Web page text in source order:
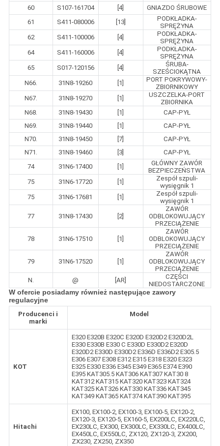
60
S107-161704 [4]
GNIAZDO ŚRUBOWE
61
S411-080006 [13]
PODKŁADKA-
SPRĘŻYNA
62
S411-100006 [4]
PODKŁADKA-
SPRĘŻYNA
64
S411-160006 [4]
PODKŁADKA-
SPRĘŻYNA
65
S017-120156 [4]
ŚRUBA-
SZEŚCIOKĄTNA
N66.
31N8-19260 [1]
PORT POKRYWOWY-
ZBIORNIKOWY
N67.
31N8-19270 [1]
USZCZELKA-PORT
ZBIORNIKA
N68.
31N8-19430 [1]
CAP-PYŁ
N69.
31N8-19440 [1]
CAP-PYŁ
N70.
31N8-19450 [7]
CAP-PYŁ
N71.
31N8-19460 [3]
CAP-PYŁ
74
31N6-17400 [1]
GŁÓWNY ZAWÓR
BEZPIECZEŃSTWA
75
31N6-17720 [1]
Zespół szpuli-
wysięgnik 1
75
31N6-17681 [1]
Zespół szpuli-
wysięgnik 1
77 31N8-17430 [2]
ZAWÓR
ODBLOKOWUJĄCY
PRZECIĄŻENIE
78 31N6-17510 [1]
ZAWÓR
ODBLOKOWUJĄCY
PRZECIĄŻENIE
79 31N6-17520 [1]
ZAWÓR
ODBLOKOWUJĄCY
PRZECIĄŻENIE
N.
@ [AR]
CZĘŚCI
NIEDOSTARCZONE
W ofercie posiadamy również następujące zawory
regulacyjne
Producenci i
marki
Model
KOT
E320 E320B E320C E320D E320D2 E320D2L
E330 E330B E330 C E330D E330D2 E320D
E320D2 E330D E330D2 E336D E336D2 E305.5
E306 E307 E308 E312 E315 E318 E320 E323
E325 E330 E336 E345 E349 E365 E374 E390
E395 KAT305.5 KAT306 KAT307 KAT30 8
KAT312 KAT315 KAT320 KAT323 KAT324
KAT325 KAT326 KAT330 KAT336 KAT345
KAT349 KAT365 KAT374 KAT390 KAT395
Hitachi
EX100, EX100-2, EX100-3, EX100-5, EX120-2,
EX120-3, EX120-5, EX160-5, EX200LC, EX220LC,
EX230LC, EX300, EX300LC, EX330LC, EX400LC,
EX450LC, EX550LC, ZX120, ZX120-3, ZX200,
ZX230, ZX250, ZX350